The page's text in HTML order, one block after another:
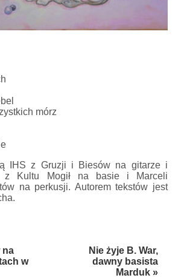
mórz
IHS z Gruzji i Biesów na gitarze i
z Kultu Mogił na basie i Marceli
na perkusji. Autorem tekstów jest
na
w
Nie żyje B. War,
dawny basista
Marduk »